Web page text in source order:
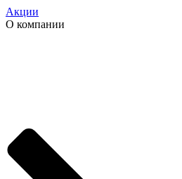
Акции
О компании